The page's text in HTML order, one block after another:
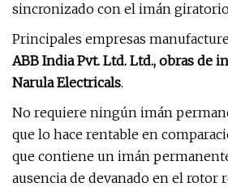
sincronizado con el imán
Principales empresas
ABB India Pvt. Ltd. Ltd., obras de
Narula Electricals.
No requiere ningún imán
que lo hace rentable en
que contiene un imán
ausencia de devanado en el rotor